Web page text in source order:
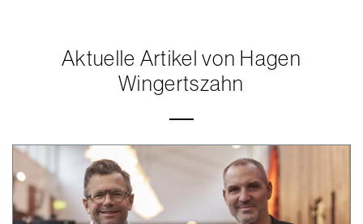
Aktuelle Artikel von Hagen
Wingertszahn